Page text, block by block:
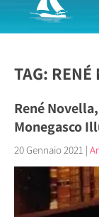
TAG: RENÉ
René
Monegasco
20 Gennaio 2021 |